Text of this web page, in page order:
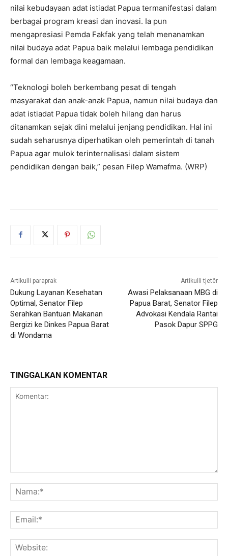
nilai kebudayaan adat istiadat Papua termanifestasi dalam
berbagai program kreasi dan inovasi. Ia pun
mengapresiasi Pemda Fakfak yang telah menanamkan
nilai budaya adat Papua baik melalui lembaga pendidikan
formal dan lembaga keagamaan.
“Teknologi boleh berkembang pesat di tengah
masyarakat dan anak-anak Papua, namun nilai budaya dan
adat istiadat Papua tidak boleh hilang dan harus
ditanamkan sejak dini melalui jenjang pendidikan. Hal ini
sudah seharusnya diperhatikan oleh pemerintah di tanah
Papua agar mulok terinternalisasi dalam sistem
pendidikan dengan baik,” pesan Filep Wamafma. (WRP)
Artikulli paraprak
Dukung Layanan Kesehatan
Optimal, Senator Filep
Serahkan Bantuan Makanan
Bergizi ke Dinkes Papua Barat
di Wondama
Artikulli tjetër
Awasi Pelaksanaan MBG di
Papua Barat, Senator Filep
Advokasi Kendala Rantai
Pasok Dapur SPPG
TINGGALKAN KOMENTAR